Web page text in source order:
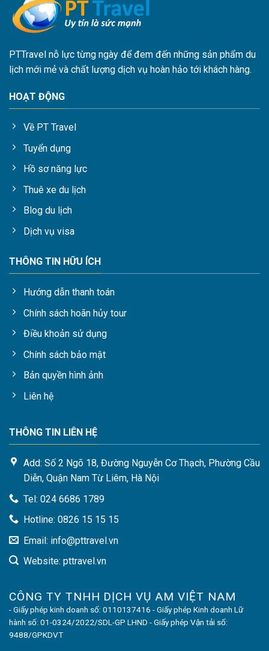
PTTravel nỗ lực từng ngày để đem đến những sản phẩm du
lịch mới mẻ và chất lượng dịch vụ hoàn hảo tới khách hàng.
HOẠT ĐỘNG
Về PT Travel
Tuyển dụng
Hồ sơ năng lực
Thuê xe du lịch
Blog du lịch
Dịch vụ visa
THÔNG TIN HỮU ÍCH
Hướng dẫn thanh toán
Chính sách hoãn hủy tour
Điều khoản sử dụng
Chính sách bảo mật
Bản quyền hình ảnh
Liên hệ
THÔNG TIN LIÊN HỆ
Add: Số 2 Ngõ 18, Đường Nguyễn Cơ Thạch, Phường Cầu
Diễn, Quận Nam Từ Liêm, Hà Nội
Tel: 024 6686 1789
Hotline: 0826 15 15 15
Email: info@pttravel.vn
Website: pttravel.vn
CÔNG TY TNHH DỊCH VỤ AM VIỆT NAM
- Giấy phép kinh doanh số: 0110137416 - Giấy phép Kinh doanh Lữ
hành số: 01-0324/2022/SDL-GP LHND - Giấy phép Vận tải số:
9488/GPKDVT